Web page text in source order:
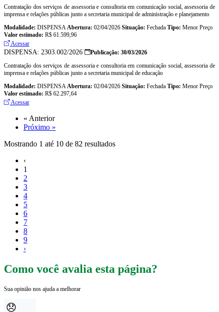
Contratação dos serviços de assessoria e consultoria em comunicação social, assessoria de
imprensa e relações públicas junto a secretaria municipal de administração e planejamento
Modalidade: DISPENSA Abertura: 02/04/2026 Situação: Fechada Tipo: Menor Preço
Valor estimado: R$ 61.599,96
Acessar
DISPENSA: 2303.002/2026
Publicação: 30/03/2026
Contratação dos serviços de assessoria e consultoria em comunicação social, assessoria de
imprensa e relações públicas junto a secretaria municipal de educação
Modalidade: DISPENSA Abertura: 02/04/2026 Situação: Fechada Tipo: Menor Preço
Valor estimado: R$ 62.297,64
Acessar
« Anterior
Próximo »
Mostrando 1 até 10 de 82 resultados
‹
1
2
3
4
5
6
7
8
9
›
Como você avalia esta página?
Sua opinião nos ajuda a melhorar
😞